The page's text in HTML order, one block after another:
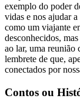
exemplo do poder
vidas e nos ajudar
como um viajante
desconhecidos,
ao lar, uma reunião
lembrete de que,
conectados por
Contos ou